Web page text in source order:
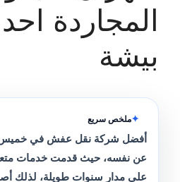
المجاردة
بيشة
ملخص سريع
أفضل شركة نقل عفش في
عن نفسه، حيث قدمت خدمات
على مدار سنوات طويلة، لذلك